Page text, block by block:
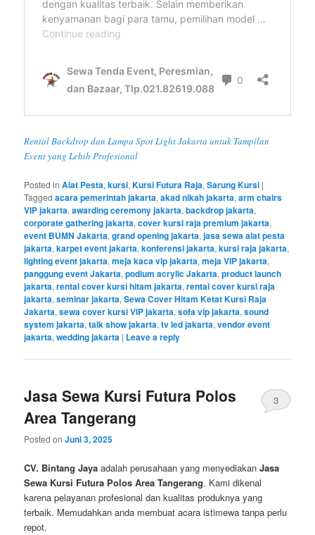
Rental Backdrop dan Lampu Spot Light Jakarta untuk Tampilan
Event yang Lebih Profesional
Posted in Alat Pesta,kursi,Kursi Futura Raja,Sarung Kursi |
Tagged acara pemerintah jakarta,akad nikah jakarta,arm chairs
VIP jakarta,awarding ceremony jakarta,backdrop jakarta,
corporate gathering jakarta,cover kursi raja premium jakarta,
event BUMN Jakarta,grand opening jakarta,jasa sewa alat pesta
jakarta,karpet event jakarta,konferensi jakarta,kursi raja jakarta,
lighting event jakarta,meja kaca vip jakarta,meja VIP jakarta,
panggung event Jakarta,podium acrylic Jakarta,product launch
jakarta,rental cover kursi hitam jakarta,rental cover kursi raja
jakarta,seminar jakarta,Sewa Cover Hitam Ketat Kursi Raja
Jakarta,sewa cover kursi VIP jakarta,sofa vip jakarta,sound
system jakarta,talk show jakarta,tv led jakarta,vendor event
jakarta,wedding jakarta | Leave a reply
Jasa Sewa Kursi Futura Polos
Area Tangerang
Posted onJuni 3, 2025
3
CV. Bintang Jaya adalah perusahaan yang menyediakanJasa
Sewa Kursi Futura Polos Area Tangerang. Kami dikenal
karena pelayanan profesional dan kualitas produknya yang
terbaik. Memudahkan anda membuat acara istimewa tanpa perlu
repot.